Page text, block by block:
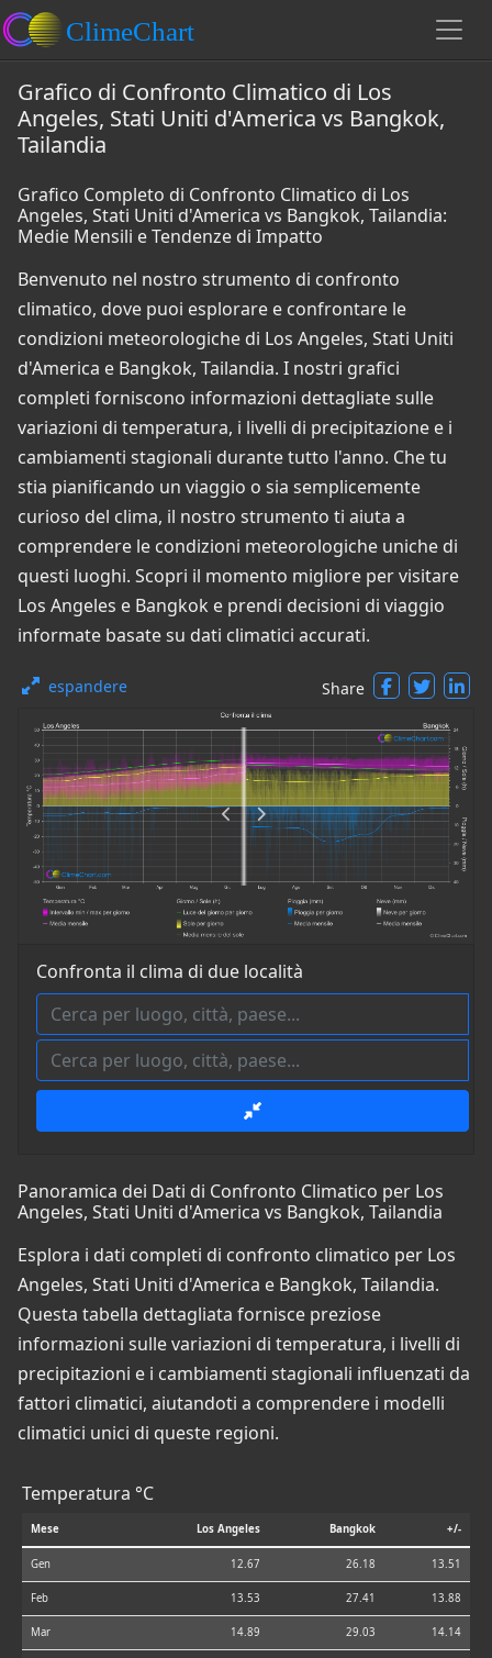
Grafico di Confronto Climatico di Los
Angeles, Stati Uniti d'America vs Bangkok,
Tailandia
Grafico Completo di Confronto Climatico di Los
Angeles, Stati Uniti d'America vs Bangkok, Tailandia:
Medie Mensili e Tendenze di Impatto
Benvenuto nel nostro strumento di confronto
climatico, dove puoi esplorare e confrontare le
condizioni meteorologiche di Los Angeles, Stati Uniti
d'America e Bangkok, Tailandia. I nostri grafici
completi forniscono informazioni dettagliate sulle
variazioni di temperatura, i livelli di precipitazione e i
cambiamenti stagionali durante tutto l'anno. Che tu
stia pianificando un viaggio o sia semplicemente
curioso del clima, il nostro strumento ti aiuta a
comprendere le condizioni meteorologiche uniche di
questi luoghi. Scopri il momento migliore per visitare
Los Angeles e Bangkok e prendi decisioni di viaggio
informate basate su dati climatici accurati.
espandere Share
Confronta il clima di due località
Panoramica dei Dati di Confronto Climatico per Los
Angeles, Stati Uniti d'America vs Bangkok, Tailandia
Esplora i dati completi di confronto climatico per Los
Angeles, Stati Uniti d'America e Bangkok, Tailandia.
Questa tabella dettagliata fornisce preziose
informazioni sulle variazioni di temperatura, i livelli di
precipitazioni e i cambiamenti stagionali influenzati da
fattori climatici, aiutandoti a comprendere i modelli
climatici unici di queste regioni.
Temperatura °C
Mese Los Angeles Bangkok +/-
Gen 12.67 26.18 13.51
Feb 13.53 27.41 13.88
Mar 14.89 29.03 14.14